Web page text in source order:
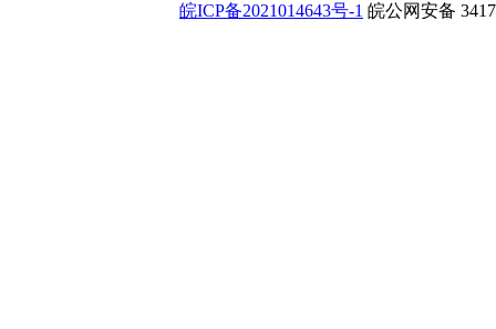
皖ICP备2021014643号-1 皖公网安备